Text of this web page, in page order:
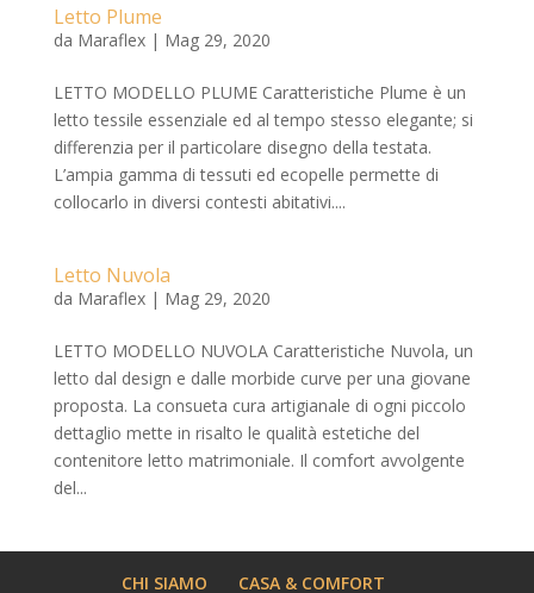
Letto Plume
da Maraflex| Mag 29, 2020
LETTO MODELLO PLUME Caratteristiche Plume è un
letto tessile essenziale ed al tempo stesso elegante; si
differenzia per il particolare disegno della testata.
L’ampia gamma di tessuti ed ecopelle permette di
collocarlo in diversi contesti abitativi....
Letto Nuvola
da Maraflex| Mag 29, 2020
LETTO MODELLO NUVOLA Caratteristiche Nuvola, un
letto dal design e dalle morbide curve per una giovane
proposta. La consueta cura artigianale di ogni piccolo
dettaglio mette in risalto le qualità estetiche del
contenitore letto matrimoniale. Il comfort avvolgente
del...
CHI SIAMO CASA & COMFORT